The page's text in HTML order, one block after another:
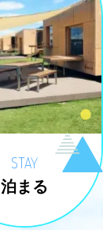
STAY
泊まる